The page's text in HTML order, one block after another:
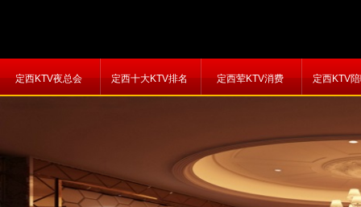
定西KTV夜总会 定西十大KTV排名 定西荤KTV消费 定西KTV